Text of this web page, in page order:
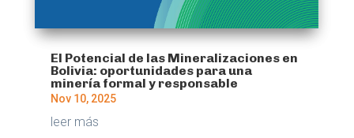
El Potencial de las Mineralizaciones en
Bolivia: oportunidades para una
minería formal y responsable
Nov 10, 2025
leer más